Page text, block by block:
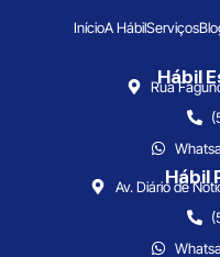
InícioA HábilServiços
Hábil
Rua
Hábil
Av. Diário de